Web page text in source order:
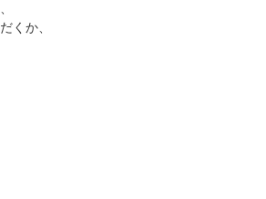
くか、